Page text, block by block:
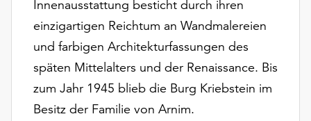
Einstellungen
über
Schaltfläche
„Auswählen“.
Innenausstattung besticht durch ihren
einzigartigen Reichtum an Wandmalereien
und farbigen Architekturfassungen des
späten Mittelalters und der Renaissance. Bis
zum Jahr 1945 blieb die Burg Kriebstein im
Besitz der Familie von Arnim.